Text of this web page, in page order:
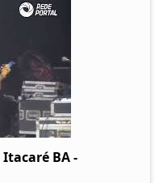
BA -